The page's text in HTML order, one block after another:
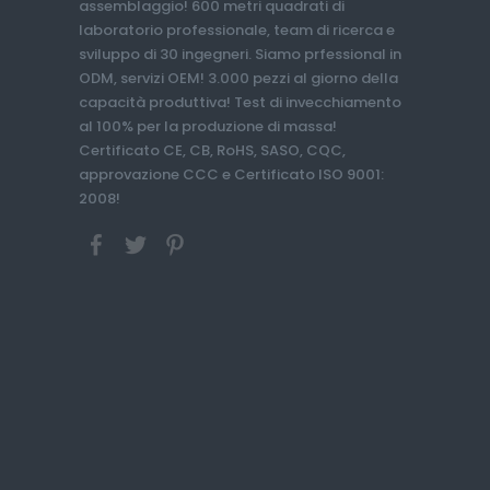
assemblaggio! 600 metri quadrati di
laboratorio professionale, team di ricerca e
sviluppo di 30 ingegneri. Siamo prfessional in
ODM, servizi OEM! 3.000 pezzi al giorno della
capacità produttiva! Test di invecchiamento
al 100% per la produzione di massa!
Certificato CE, CB, RoHS, SASO, CQC,
approvazione CCC e Certificato ISO 9001:
2008!